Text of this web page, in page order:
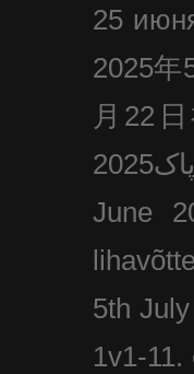
25
2025年
月22
June
5th
1v1-11.